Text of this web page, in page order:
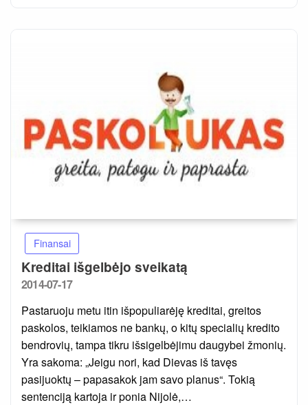
Finansai
Kreditai išgelbėjo sveikatą
Posted
2014-07-17
Pastaruoju metu itin išpopuliarėję kreditai, greitos
paskolos, teikiamos ne bankų, o kitų specialių kredito
bendrovių, tampa tikru išsigelbėjimu daugybei žmonių.
Yra sakoma: „Jeigu nori, kad Dievas iš tavęs
pasijuoktų – papasakok jam savo planus“. Tokią
sentenciją kartoja ir ponia Nijolė,…